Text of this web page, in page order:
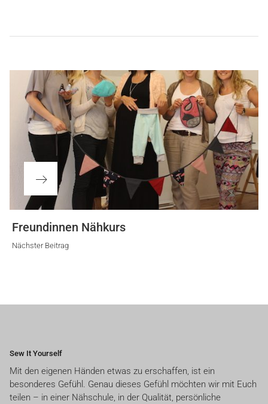
Nächster
Beitrag
Freundinnen Nähkurs
Nächster Beitrag
Sew It Yourself
Mit den eigenen Händen etwas zu erschaffen, ist ein
besonderes Gefühl. Genau dieses Gefühl möchten wir mit Euch
teilen – in einer Nähschule, in der Qualität, persönliche